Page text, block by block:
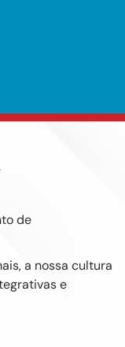
de
a nossa cultura
e